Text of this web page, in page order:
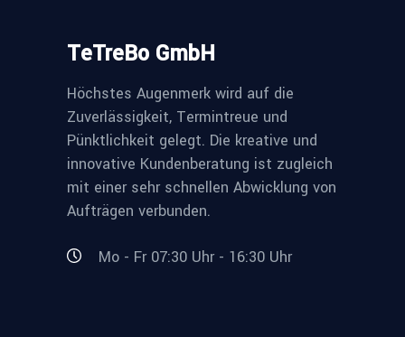
TeTreBo GmbH
Höchstes Augenmerk wird auf die
Zuverlässigkeit, Termintreue und
Pünktlichkeit gelegt. Die kreative und
innovative Kundenberatung ist zugleich
mit einer sehr schnellen Abwicklung von
Aufträgen verbunden.
Mo - Fr 07:30 Uhr - 16:30 Uhr